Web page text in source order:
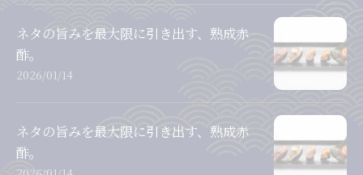
ネタの旨みを最大限に引き出す、熟成赤
酢。
2026/01/14
ネタの旨みを最大限に引き出す、熟成赤
酢。